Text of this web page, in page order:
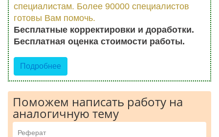
специалистам. Более 90000 специалистов
готовы Вам помочь.
Бесплатные корректировки и доработки.
Бесплатная оценка стоимости работы.
Подробнее
Поможем написать работу на
аналогичную тему
Реферат